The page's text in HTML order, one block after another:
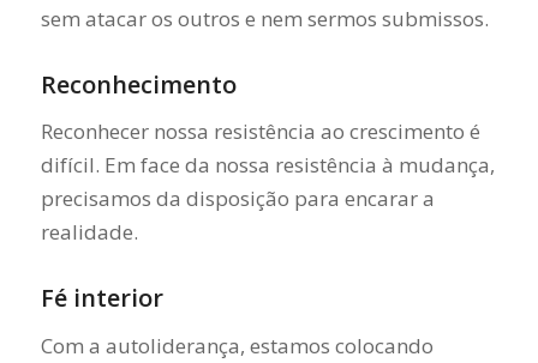
sem atacar os outros e nem sermos submissos.
Reconhecimento
Reconhecer nossa resistência ao crescimento é
difícil. Em face da nossa resistência à mudança,
precisamos da disposição para encarar a
realidade.
Fé interior
Com a autoliderança, estamos colocando